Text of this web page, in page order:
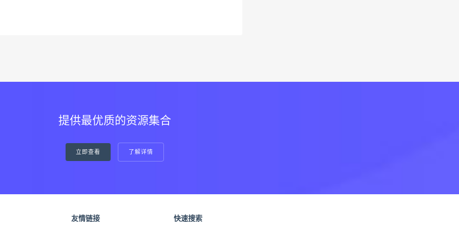
提供最优质的资源集合
立即查看 了解详情
友情链接 快速搜索